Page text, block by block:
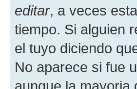
editar, a veces
tiempo. Si alguien
el tuyo diciendo
No aparece si fue